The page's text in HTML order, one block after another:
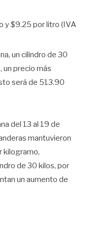
y $9.25 por litro (IVA
un cilindro de 30
precio más
será de 513.90
del 13 al 19 de
mantuvieron
kilogramo,
de 30 kilos, por
un aumento de